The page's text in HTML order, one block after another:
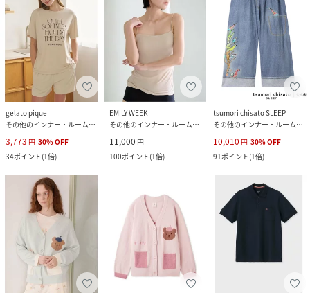
gelato pique
その他のインナー・ルームウェア
3,773 円 30%OFF
34ポイント(1倍)
EMILY WEEK
その他のインナー・ルームウェア
11,000 円
100ポイント(1倍)
tsumori chisato SLEEP
その他のインナー・ルームウェア
10,010 円 30%OFF
91ポイント(1倍)